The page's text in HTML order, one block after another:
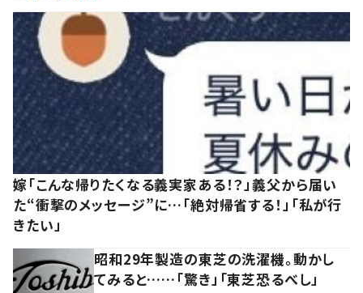
嫁「こんな帰りたくなる義実家ある！？」義父から届い
た“衝撃のメッセージ”に…「絶対帰省する！」「私が行
きたい」
昭和29年製造の東芝の洗濯機。動かし
てみると……「驚き」「東芝恐るべし」